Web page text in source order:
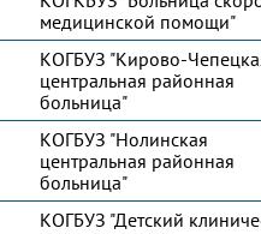
медицинской помощи"
КОГБУЗ "Кирово-
центральная районная
больница"
КОГБУЗ "Нолинская
центральная районная
больница"
КОГБУЗ "Детский